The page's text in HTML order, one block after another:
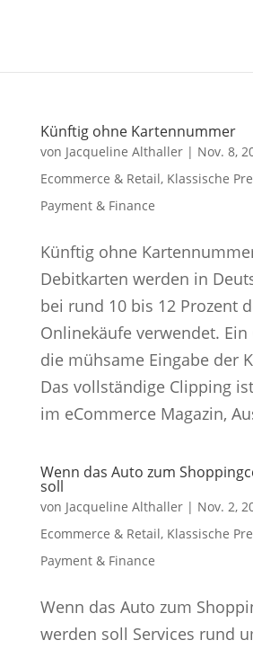
Künftig ohne Kartennummer
von Jacqueline Althaller| Nov. 8,
Ecommerce & Retail, Klassische
Payment & Finance
Künftig ohne
Debitkarten werden in
bei rund 10 bis 12 Prozent
Onlinekäufe verwendet.
die mühsame Eingabe der
Das vollständige Clipping
im eCommerce Magazin,
Wenn das Auto zum
soll
von Jacqueline Althaller| Nov. 2,
Ecommerce & Retail, Klassische
Payment & Finance
Wenn das Auto zum
werden soll Services rund